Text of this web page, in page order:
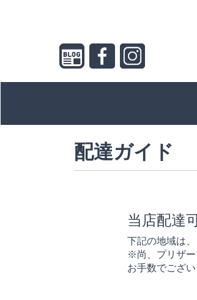
配達ガイド
当店配達
下記の地域は
※尚、プリザー
お手数でござ